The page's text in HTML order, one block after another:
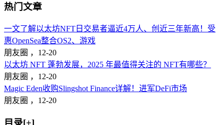
热门文章
一文了解以太坊NFT日交易者逼近4万人、创近三年新高！受
惠OpenSea整合OS2、游戏
朋友圈 ， 12-20
以太坊 NFT 蓬勃发展，2025 年最值得关注的 NFT有哪些？
朋友圈 ， 12-20
Magic Eden收购Slingshot Finance详解！进军DeFi市场
朋友圈 ， 12-20
目录[+]